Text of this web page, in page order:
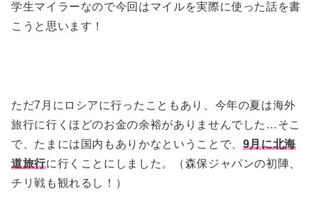
学生マイラーなので今回はマイルを実際に使った話を書
こうと思います！
ただ7月にロシアに行ったこともあり、今年の夏は海外
旅行に行くほどのお金の余裕がありませんでした…そこ
で、たまには国内もありかなということで、 9月に北海
道旅行に行くことにしました。（森保ジャパンの初陣、
チリ戦も観れるし！）